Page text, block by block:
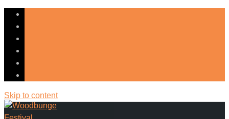
Skip to content